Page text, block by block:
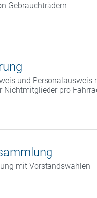
Gebrauchträdern
und Personalausweis
Nichtmitglieder pro
mit Vorstandswahlen